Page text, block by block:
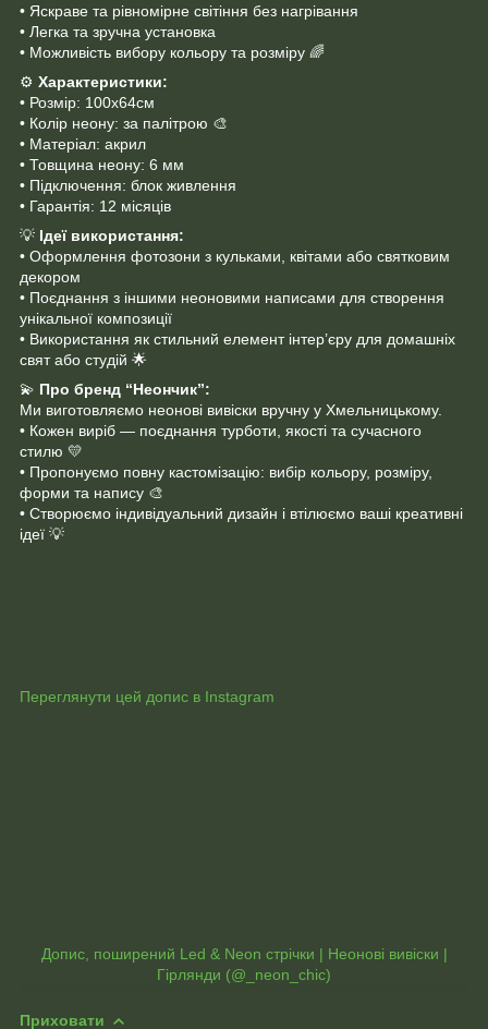
• Яскраве та рівномірне світіння без нагрівання
• Легка та зручна установка
• Можливість вибору кольору та розміру 🌈
⚙️ Характеристики:
• Розмір: 100х64cм
• Колір неону: за палітрою 🎨
• Матеріал: акрил
• Товщина неону: 6 мм
• Підключення: блок живлення
• Гарантія: 12 місяців
💡 Ідеї використання:
• Оформлення фотозони з кульками, квітами або святковим
декором
• Поєднання з іншими неоновими написами для створення
унікальної композиції
• Використання як стильний елемент інтер’єру для домашніх
свят або студій 🌟
💫 Про бренд “Неончик”:
Ми виготовляємо неонові вивіски вручну у Хмельницькому.
• Кожен виріб — поєднання турботи, якості та сучасного
стилю 💛
• Пропонуємо повну кастомізацію: вибір кольору, розміру,
форми та напису 🎨
• Створюємо індивідуальний дизайн і втілюємо ваші креативні
ідеї 💡
Переглянути цей допис в Instagram
Допис, поширений Led & Neon стрічки | Неонові вивіски |
Гірлянди (@_neon_chic)
Приховати